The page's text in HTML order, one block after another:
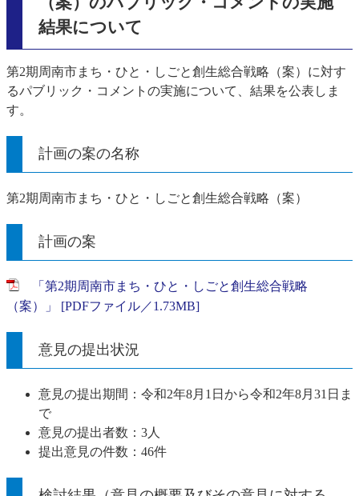
結果について
第2期周南市まち・ひと・しごと創生総合戦略（案）に対す
るパブリック・コメントの実施について、結果を公表しま
す。
計画の案の名称
第2期周南市まち・ひと・しごと創生総合戦略（案）
計画の案
「第2期周南市まち・ひと・しごと創生総合戦略
（案）」 [PDFファイル／1.73MB]
意見の提出状況
意見の提出期間：令和2年8月1日から令和2年8月31日ま
で
意見の提出者数：3人
提出意見の件数：46件